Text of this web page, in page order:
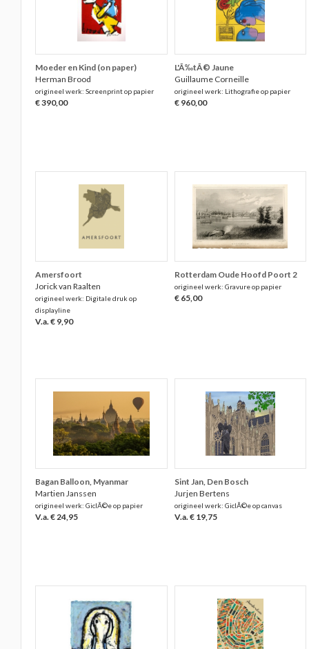
Moeder en Kind (on paper)
Herman Brood
origineel werk: Screenprint op papier
€ 390,00
L'Ã‰tÃ© Jaune
Guillaume Corneille
origineel werk: Lithografie op papier
€ 960,00
Amersfoort
Jorick van Raalten
origineel werk: Digitale druk op
displayline
V.a. € 9,90
Rotterdam Oude Hoofd Poort 2
origineel werk: Gravure op papier
€ 65,00
Bagan Balloon, Myanmar
Martien Janssen
origineel werk: GiclÃ©e op papier
V.a. € 24,95
Sint Jan, Den Bosch
Jurjen Bertens
origineel werk: GiclÃ©e op canvas
V.a. € 19,75